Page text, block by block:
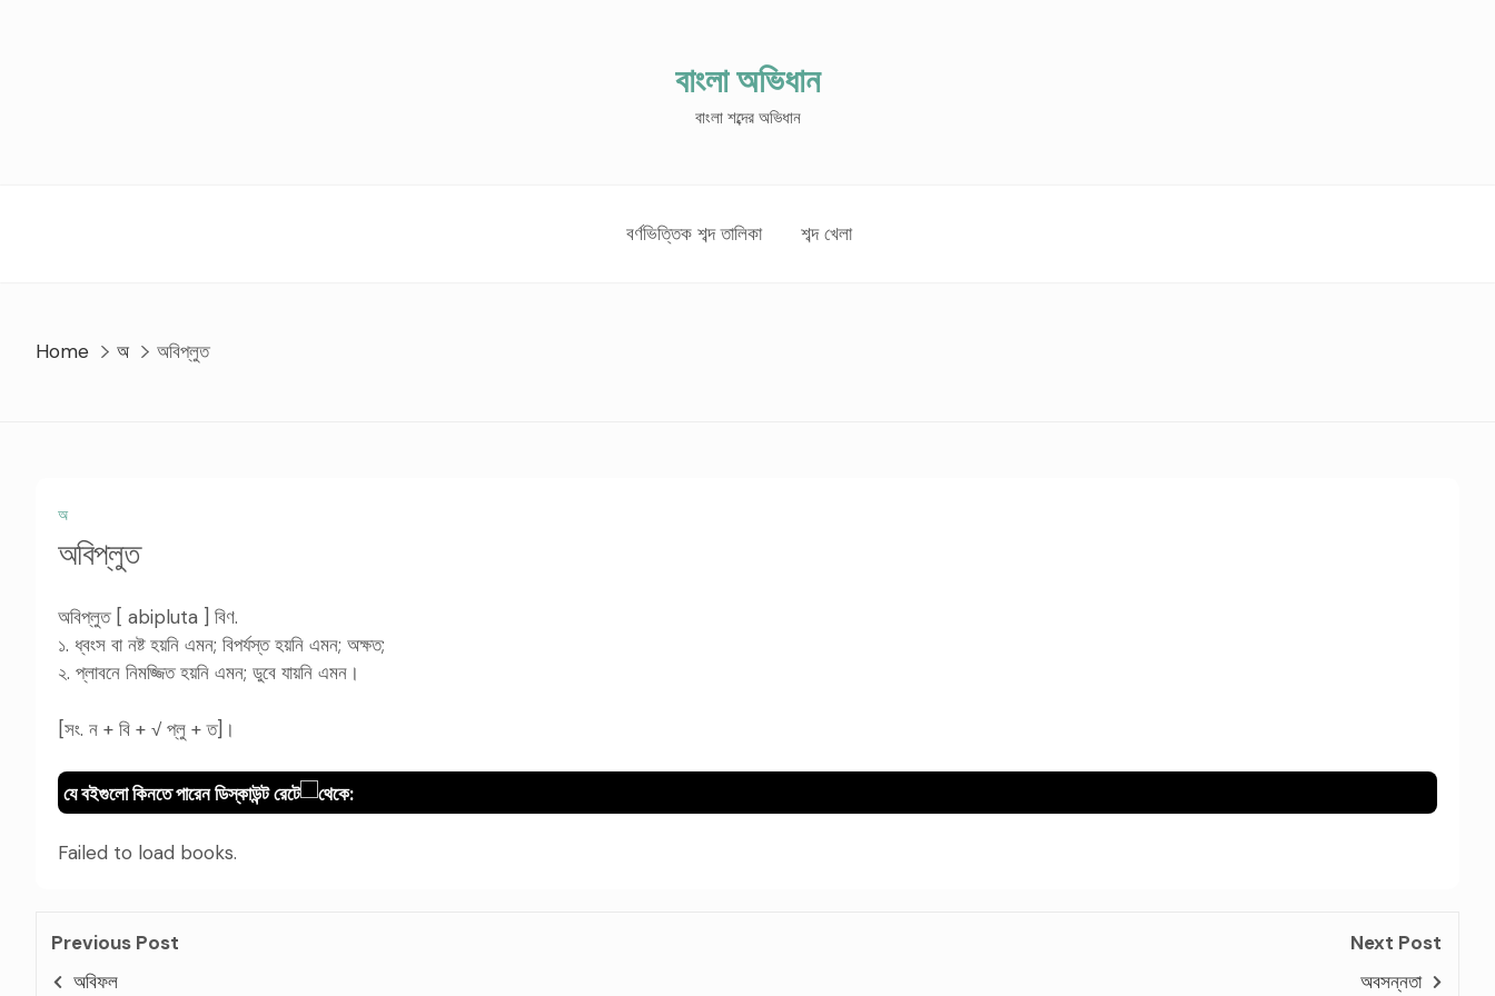
বাংলা অভিধান
বাংলা শব্দের অভিধান
বর্ণভিত্তিক শব্দ তালিকা শব্দ খেলা
Home অ অবিপ্লুত
অ
অবিপ্লুত
অবিপ্লুত [ abipluta ] বিণ.
১. ধ্বংস বা নষ্ট হয়নি এমন; বিপর্যস্ত হয়নি এমন; অক্ষত;
২. প্লাবনে নিমজ্জিত হয়নি এমন; ডুবে যায়নি এমন।
[সং. ন + বি + √ প্লু + ত]।
যে বইগুলো কিনতে পারেন ডিস্কাউন্ট রেটে থেকে:
Failed to load books.
Previous Post
অবিফল
Next Post
অবসন্নতা